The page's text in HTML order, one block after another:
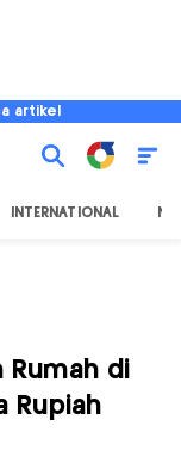
artikel
INTERNATIONAL
Rumah di
Rupiah